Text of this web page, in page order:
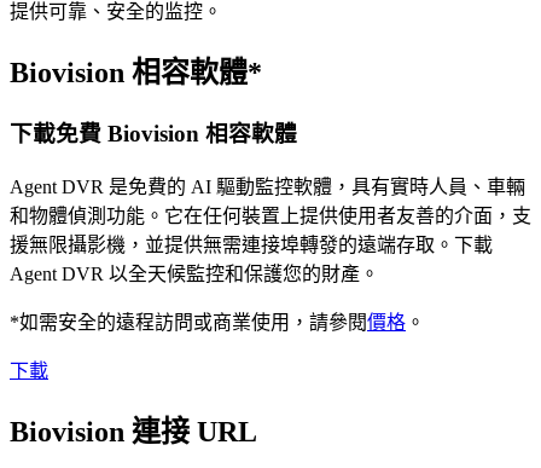
提供可靠、安全的监控。
Biovision 相容軟體*
下載免費 Biovision 相容軟體
Agent DVR 是免費的 AI 驅動監控軟體，具有實時人員、車輛
和物體偵測功能。它在任何裝置上提供使用者友善的介面，支
援無限攝影機，並提供無需連接埠轉發的遠端存取。下載
Agent DVR 以全天候監控和保護您的財產。
*如需安全的遠程訪問或商業使用，請參閱價格 。
下載
Biovision 連接 URL